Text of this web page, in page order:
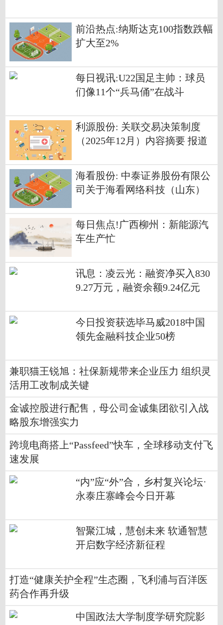
前沿热点:纳斯达克100指数跌幅
扩大至2%
每日视讯:U22国足主帅：球员
们像11个“兵马俑”在战斗
利源股份: 关联交易决策制度
（2025年12月）内容摘要 报道
海看股份: 中泰证券股份有限公
司关于海看网络科技（山东）
金投资项目计划进度并使用超
募资金追加投入的核查意见内
容摘要
每日焦点!广西柳州：新能源汽
车生产忙
讯息：凌云光：融资净买入830
9.27万元，融资余额9.24亿元
今日投资获选毕马威2018中国
领先金融科技企业50榜
兼职猫王锐旭：社保新规带来企业压力 组织灵
活用工改制成关键
金诚控股进行配售，母公司金诚集团欲引入战
略股东增强实力
跨境电商搭上“Passfeed”快车，全球移动支付飞
速发展
“内”应“外”合，乡村复兴论坛·
永泰庄寨峰会今日开幕
智聚江城，慧创未来 软通智慧
开启数字经济新征程
打造“健康关护全程”生态圈，飞利浦与百洋医
药合作再升级
中国政法大学制度学研究院影